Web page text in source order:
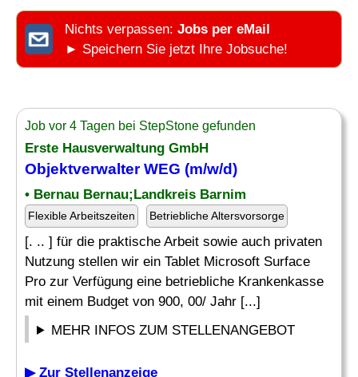
Nichts verpassen: Jobs per eMail
► Speichern Sie jetzt Ihre Jobsuche!
Job vor 4 Tagen bei StepStone gefunden
Erste Hausverwaltung GmbH
Objektverwalter WEG (m/w/d)
• Bernau Bernau;Landkreis Barnim
Flexible Arbeitszeiten Betriebliche Altersvorsorge
[. .. ] für die praktische Arbeit sowie auch privaten
Nutzung stellen wir ein Tablet Microsoft Surface
Pro zur Verfügung eine betriebliche Krankenkasse
mit einem Budget von 900, 00/ Jahr [...]
MEHR INFOS ZUM STELLENANGEBOT
▶ Zur Stellenanzeige